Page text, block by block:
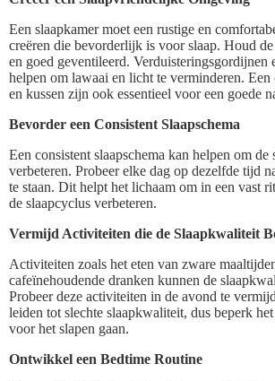
Een slaapkamer moet een rustige en
creëren die bevorderlijk is voor slaap. Houd
en goed geventileerd. Verduisteringsgordijnen
helpen om lawaai en licht te verminderen. Een
en kussen zijn ook essentieel voor een goede
Bevorder een Consistent Slaapschema
Een consistent slaapschema kan helpen om
verbeteren. Probeer elke dag op dezelfde tijd
te staan. Dit helpt het lichaam om in een vast
de slaapcyclus verbeteren.
Vermijd Activiteiten die de Slaapkwaliteit
Activiteiten zoals het eten van zware
cafeïnehoudende dranken kunnen de
Probeer deze activiteiten in de avond te
leiden tot slechte slaapkwaliteit, dus beperk
voor het slapen gaan.
Ontwikkel een Bedtime Routine